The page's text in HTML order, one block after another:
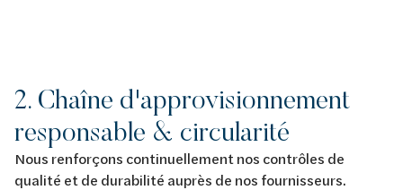
2. Chaîne d'approvisionnement
responsable & circularité
Nous renforçons continuellement nos contrôles de
qualité et de durabilité auprès de nos fournisseurs.